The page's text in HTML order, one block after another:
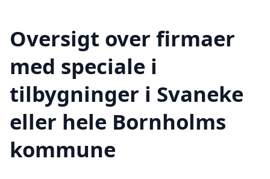
Oversigt over firmaer
med speciale i
tilbygninger i Svaneke
eller hele Bornholms
kommune